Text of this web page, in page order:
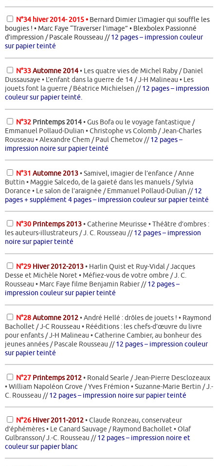
N°34 hiver 2014- 2015 • Bernard Dimier L’imagier qui souffle les
bougies ! • Marc Faye “Traverser l’image” • Blexbolex Passionné
d’impression / Pascale Rousseau //12 pages – impression couleur
sur papier teinté
N°33Automne 2014• Les quatre vies de Michel Raby / Daniel
Dussausaye • L’enfant dans la guerre de 14 / J-H Malineau • Les
jouets font la guerre / Béatrice Michielsen //12 pages – impression
couleur sur papier teinté.
N°32 Printemps 2014• Gus Bofa ou le voyage fantastique /
Emmanuel Pollaud-Dulian • Christophe vs Colomb / Jean-Charles
Rousseau • Alexandre Chem / Paul Chemetov //12 pages –
impression noire sur papier teinté
N°31 Automne 2013• Samivel, imagier de l’enfance / Anne
Buttin • Maggie Salcedo, de la gaieté dans les manuels / Sylvia
Dorance • Le salon de l’araignée / Emmanuel Pollaud-Dulian //12
pages + supplément 4 pages – impression couleur sur papier teinté
N°30 Printemps 2013• Catherine Meurisse • Théâtre d’ombres :
les auteurs-illustrateurs / J. C. Rousseau //12 pages – impression
noire sur papier teinté
N°29 Hiver 2012-2013• Harlin Quist et Ruy-Vidal / Jacques
Desse et Michèle Noret • Méfiez-vous de votre ombre / J. C.
Rousseau • Marc Faye filme Benjamin Rabier //12 pages –
impression couleur sur papier teinté
N°28Automne 2012• André Hellé : drôles de jouets ! • Raymond
Bachollet / J-C Rousseau • Rééditions : les chefs-d’œuvre du livre
pour enfants / J-H Malineau • Catherine Cambier, au bonheur des
jeunes années / Pascale Rousseau //12 pages – impression couleur
sur papier teinté
N°27 Printemps 2012• Ronald Searle / Jean-Pierre Desclozeaux
• William Napoléon Grove / Yves Frémion • Suzanne-Marie Bertin / J.-
C. Rousseau //12 pages – impression noire sur papier teinté
N°26 Hiver 2011-2012• Claude Ronzeau, conservateur
d’éphémères • Le Canard Sauvage / Raymond Bachollet • Olaf
Gulbransson/ J.-C. Rousseau //12 pages – impression noire et
couleur sur papier blanc